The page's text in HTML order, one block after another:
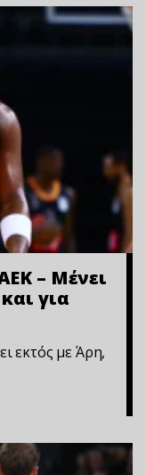
– Μένει
για
εκτός με Άρη,